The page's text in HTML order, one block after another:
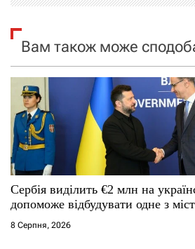
і
я
з
п
и
с
і
Вам також може
Сербія виділить €2 млн на
допоможе відбудувати одне з міст
8 Серпня, 2026